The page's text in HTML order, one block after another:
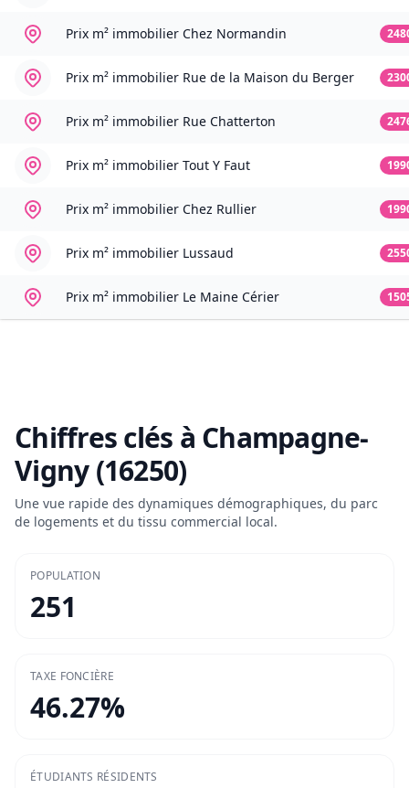
Prix m² immobilier Chez Normandin
Prix m² immobilier Rue de la Maison du Berger
Prix m² immobilier Rue Chatterton
Prix m² immobilier Tout Y Faut
Prix m² immobilier Chez Rullier
Prix m² immobilier Lussaud
Prix m² immobilier Le Maine Cérier
Chiffres clés à Champagne-
Vigny (16250)
Une vue rapide des dynamiques démographiques, du parc
de logements et du tissu commercial local.
POPULATION
251
TAXE FONCIÈRE
46.27%
ÉTUDIANTS RÉSIDENTS